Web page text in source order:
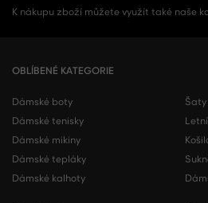
K nákupu zboží můžete využít také naše
OBLÍBENÉ KATEGORIE
Dámské boty
Dámské tenisky
Dámské mikiny
Dámské tepláky
Dámské kalhoty
Šaty